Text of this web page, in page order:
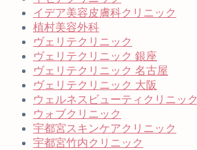
イデア美容皮膚科クリニック
植村美容外科
ヴェリテクリニック
ヴェリテクリニック 銀座
ヴェリテクリニック 名古屋
ヴェリテクリニック 大阪
ウェルネスビューティクリニック
ウォブクリニック
宇都宮スキンケアクリニック
宇都宮竹内クリニック